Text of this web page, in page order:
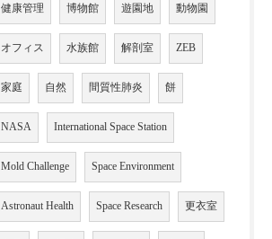
健康管理 博物館 遊園地 動物園
オフィス 水族館 解剖室 ZEB
家庭 自然 間質性肺炎 餅
NASA International Space Station
Mold Challenge Space Environment
Astronaut Health Space Research 更衣室